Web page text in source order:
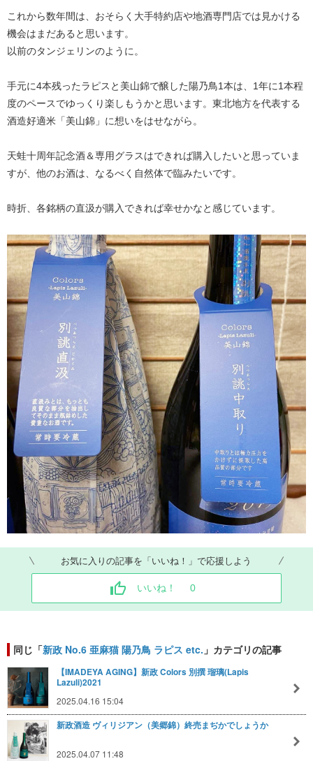
これから数年間は、おそらく大手特約店や地酒専門店では見かける
機会はまだあると思います。
以前のタンジェリンのように。
手元に4本残ったラピスと美山錦で醸した陽乃鳥1本は、1年に1本程
度のペースでゆっくり楽しもうかと思います。東北地方を代表する
酒造好適米「美山錦」に想いをはせながら。
天蛙十周年記念酒＆専用グラスはできれば購入したいと思っていま
すが、他のお酒は、なるべく自然体で臨みたいです。
時折、各銘柄の直汲が購入できれば幸せかなと感じています。
お気に入りの記事を「いいね！」で応援しよう
いいね！ 0
同じ「新政 No.6 亜麻猫 陽乃鳥 ラピス etc. 」カテゴリの記事
【IMADEYA AGING】新政 Colors 別撰 瑠璃(Lapis
Lazuli)2021
2025.04.16 15:04
新政酒造 ヴィリジアン（美郷錦）終売まぢかでしょうか
2025.04.07 11:48